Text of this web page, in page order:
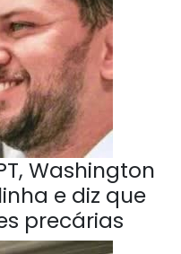
Washington
e diz que
precárias